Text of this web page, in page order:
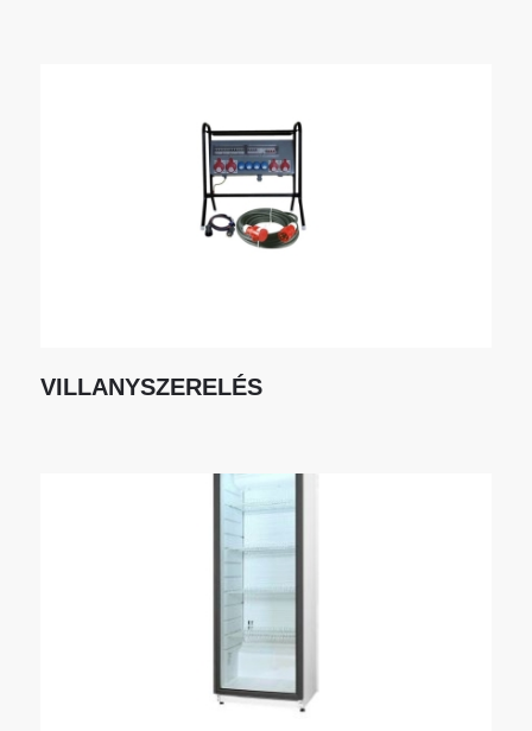
VILLANYSZERELÉS